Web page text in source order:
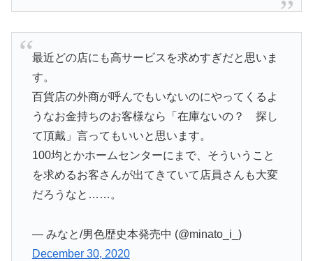
最近どの店にも高サービスを求めすぎだと思いま
す。
百貨店の外商が呼んでもいないのにやってくるよ
うなお金持ちのお客様なら「在庫ないの？ 探し
て頂戴」言ってもいいと思います。
100均とかホームセンターにまで、そういうこと
を求めるお客さんが出てきていて店員さんも大変
だろうなと……。
— みなと/男色歴史本発売中 (@minato_i_)
December 30, 2020